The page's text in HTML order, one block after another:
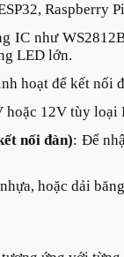
Raspberry
IC như
LED lớn.
hoạt để kết nối
hoặc 12V tùy loại
nối đàn): Để
hoặc dải